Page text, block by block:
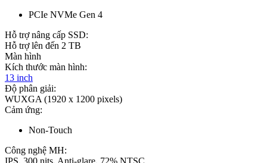
PCIe NVMe Gen 4
Hỗ trợ nâng cấp SSD:
Hỗ trợ lên đến 2 TB
Màn hình
Kích thước màn hình:
13 inch
Độ phân giải:
WUXGA (1920 x 1200 pixels)
Cảm ứng:
Non-Touch
Công nghệ MH:
IPS, 300 nits, Anti-glare, 72% NTSC